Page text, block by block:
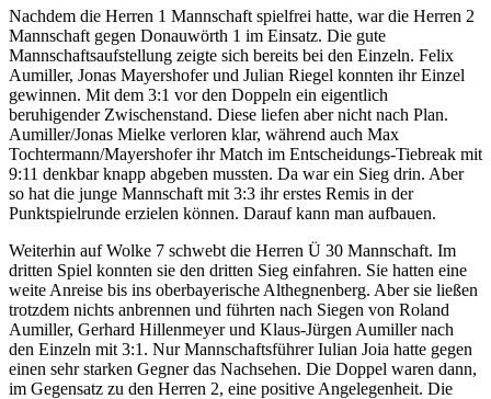
Nachdem die Herren 1 Mannschaft spielfrei hatte, war die Herren 2
Mannschaft gegen Donauwörth 1 im Einsatz. Die gute
Mannschaftsaufstellung zeigte sich bereits bei den Einzeln. Felix
Aumiller, Jonas Mayershofer und Julian Riegel konnten ihr Einzel
gewinnen. Mit dem 3:1 vor den Doppeln ein eigentlich
beruhigender Zwischenstand. Diese liefen aber nicht nach Plan.
Aumiller/Jonas Mielke verloren klar, während auch Max
Tochtermann/Mayershofer ihr Match im Entscheidungs-Tiebreak mit
9:11 denkbar knapp abgeben mussten. Da war ein Sieg drin. Aber
so hat die junge Mannschaft mit 3:3 ihr erstes Remis in der
Punktspielrunde erzielen können. Darauf kann man aufbauen.
Weiterhin auf Wolke 7 schwebt die Herren Ü 30 Mannschaft. Im
dritten Spiel konnten sie den dritten Sieg einfahren. Sie hatten eine
weite Anreise bis ins oberbayerische Althegnenberg. Aber sie ließen
trotzdem nichts anbrennen und führten nach Siegen von Roland
Aumiller, Gerhard Hillenmeyer und Klaus-Jürgen Aumiller nach
den Einzeln mit 3:1. Nur Mannschaftsführer Iulian Joia hatte gegen
einen sehr starken Gegner das Nachsehen. Die Doppel waren dann,
im Gegensatz zu den Herren 2, eine positive Angelegenheit. Die